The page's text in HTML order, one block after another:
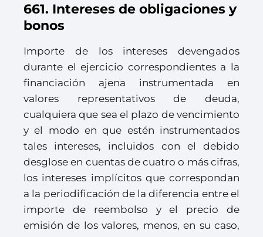
661. Intereses de obligaciones y
bonos
Importe de los intereses devengados
durante el ejercicio correspondientes a la
financiación ajena instrumentada en
valores representativos de deuda,
cualquiera que sea el plazo de vencimiento
y el modo en que estén instrumentados
tales intereses, incluidos con el debido
desglose en cuentas de cuatro o más cifras,
los intereses implícitos que correspondan
a la periodificación de la diferencia entre el
importe de reembolso y el precio de
emisión de los valores, menos, en su caso,